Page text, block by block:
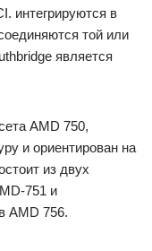
интегрируются в
той или
является
AMD 750,
и ориентирован на
из двух
751 и
AMD 756.